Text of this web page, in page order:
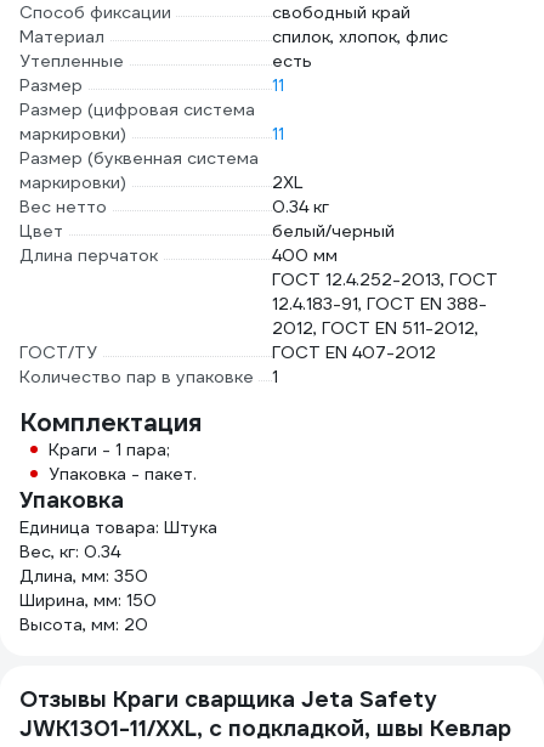
Способ фиксации
свободный край
Материал
спилок, хлопок, флис
Утепленные
есть
Размер
11
Размер (цифровая система
маркировки)
11
Размер (буквенная система
маркировки)
2XL
Вес нетто
0.34 кг
Цвет
белый/черный
Длина перчаток
400 мм
ГОСТ/ТУ
ГОСТ 12.4.252-2013, ГОСТ
12.4.183-91, ГОСТ EN 388-
2012, ГОСТ EN 511-2012,
ГОСТ EN 407-2012
Количество пар в упаковке
1
Комплектация
Краги - 1 пара;
Упаковка - пакет.
Упаковка
Единица товара: Штука
Вес, кг: 0.34
Длина, мм: 350
Ширина, мм: 150
Высота, мм: 20
Отзывы Краги сварщика Jeta Safety
JWK1301-11/XXL, с подкладкой, швы Кевлар